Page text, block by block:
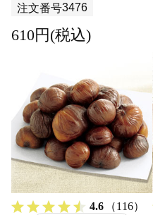
注文番号3476
610円(税込)
4.6
（116）